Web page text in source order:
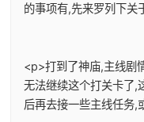
的事项有,先来罗列下关
<p>打到了神庙,主线剧
无法继续这个打关卡了,
后再去接一些主线任务,